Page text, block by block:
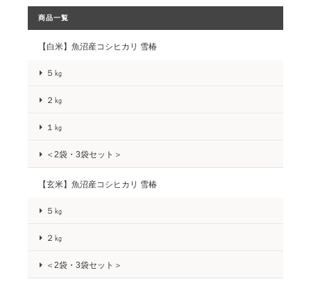
商品一覧
【白米】魚沼産コシヒカリ 雪椿
５㎏
２㎏
１㎏
＜2袋・3袋セット＞
【玄米】魚沼産コシヒカリ 雪椿
５㎏
２㎏
＜2袋・3袋セット＞